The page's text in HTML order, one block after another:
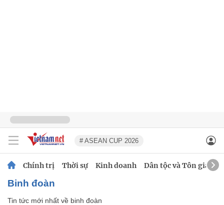
# ASEAN CUP 2026
Chính trị Thời sự Kinh doanh Dân tộc và Tôn giáo
binh đoàn
Tin tức mới nhất về binh đoàn